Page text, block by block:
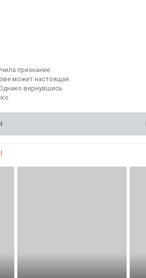
признание
может настоящая
вернувшись